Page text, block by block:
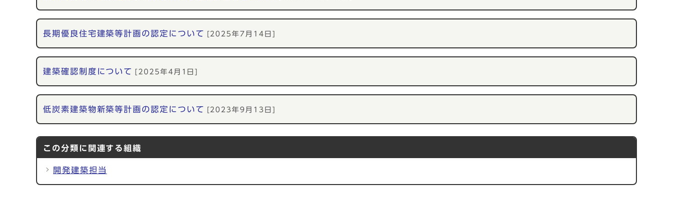
長期優良住宅建築等計画の認定について [2025年7月14日]
建築確認制度について [2025年4月1日]
低炭素建築物新築等計画の認定について [2023年9月13日]
この分類に関連する組織
開発建築担当